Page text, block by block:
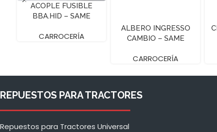
ACOPLE FUSIBLE
BBA.HID – SAME
CARROCERÍA
ALBERO INGRESSO
CAMBIO – SAME
CARROCERÍA
REPUESTOS PARA TRACTORES
Repuestos para Tractores Universal